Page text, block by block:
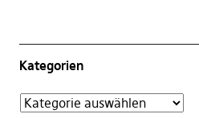
Kategorien